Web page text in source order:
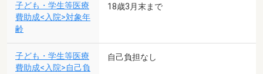
子ども・学生等医療
費助成<入院>対象年
齢
18歳3月末まで
子ども・学生等医療
費助成<入院>自己負
自己負担なし